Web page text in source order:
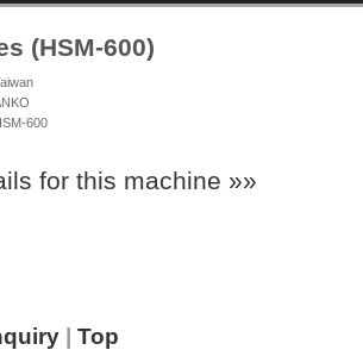
(HSM-600)
600
for this machine »»
| Top